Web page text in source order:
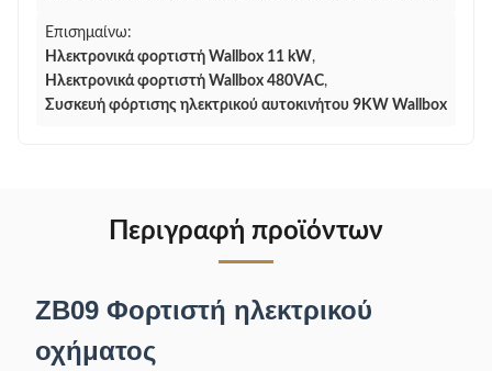
Επισημαίνω:
Ηλεκτρονικά φορτιστή Wallbox 11 kW,
Ηλεκτρονικά φορτιστή Wallbox 480VAC,
Συσκευή φόρτισης ηλεκτρικού αυτοκινήτου 9KW Wallbox
Περιγραφή προϊόντων
ZB09 Φορτιστή ηλεκτρικού
οχήματος